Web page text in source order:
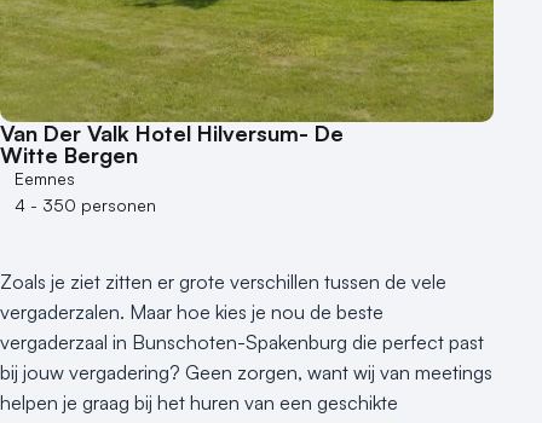
Industriële locatie
Kasteel en landgoed
Kleine / intieme locatie
Locaties aan zee
Museum
Theater
Varende locatie
Van Der Valk Hotel Hilversum- De
Witte Bergen
Eemnes
4 - 350 personen
Zoals je ziet zitten er grote verschillen tussen de vele
vergaderzalen. Maar hoe kies je nou de beste
vergaderzaal in Bunschoten-Spakenburg die perfect past
bij jouw vergadering? Geen zorgen, want wij van meetings
helpen je graag bij het huren van een geschikte